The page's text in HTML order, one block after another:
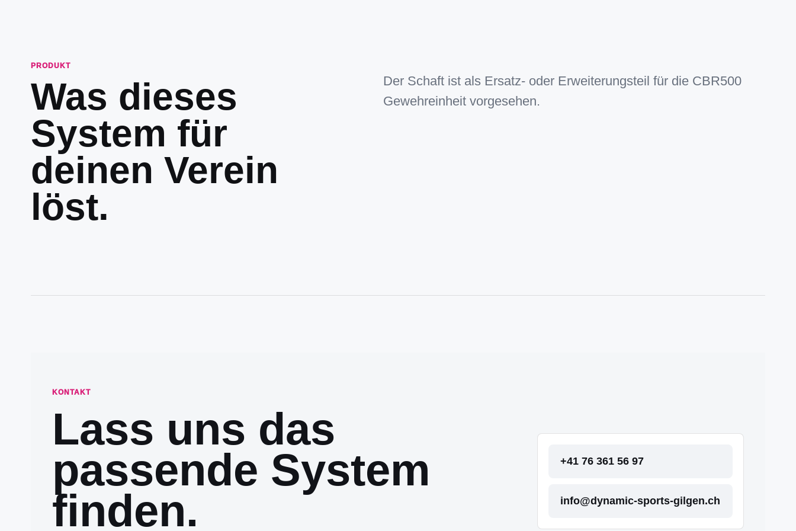
PRODUKT
Was dieses
System für
deinen Verein
löst.
Der Schaft ist als Ersatz- oder Erweiterungsteil für die CBR500
Gewehreinheit vorgesehen.
KONTAKT
Lass uns das
passende System
finden.
+41 76 361 56 97
info@dynamic-sports-gilgen.ch